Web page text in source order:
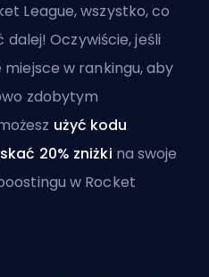
League, wszystko, co
Oczywiście, jeśli
w rankingu, aby
zdobytym
użyć kodu
20% zniżki na swoje
w Rocket